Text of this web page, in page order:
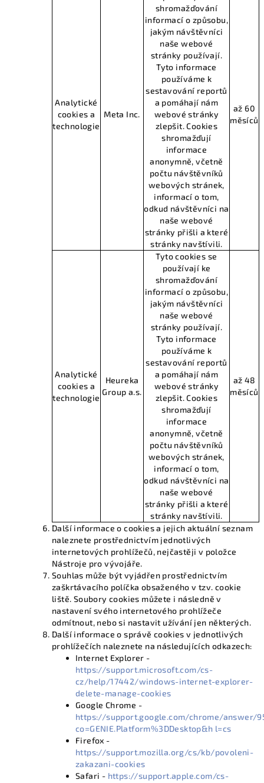
Analytické
cookies a
technologie
Meta Inc.
shromažďování
informací o způsobu,
jakým návštěvníci
naše webové
stránky používají.
Tyto informace
používáme k
sestavování reportů
a pomáhají nám
webové stránky
zlepšit. Cookies
shromažďují
informace
anonymně, včetně
počtu návštěvníků
webových stránek,
informací o tom,
odkud návštěvníci na
naše webové
stránky přišli a které
stránky navštívili.
až 60
měsíců
Analytické
cookies a
technologie
Heureka
Group a.s.
Tyto cookies se
používají ke
shromažďování
informací o způsobu,
jakým návštěvníci
naše webové
stránky používají.
Tyto informace
používáme k
sestavování reportů
a pomáhají nám
webové stránky
zlepšit. Cookies
shromažďují
informace
anonymně, včetně
počtu návštěvníků
webových stránek,
informací o tom,
odkud návštěvníci na
naše webové
stránky přišli a které
stránky navštívili.
až 48
měsíců
Další informace o cookies a jejich aktuální seznam
naleznete prostřednictvím jednotlivých
internetových prohlížečů, nejčastěji v položce
Nástroje pro vývojáře.
Souhlas může být vyjádřen prostřednictvím
zaškrtávacího políčka obsaženého v tzv. cookie
liště. Soubory cookies můžete i následně v
nastavení svého internetového prohlížeče
odmítnout, nebo si nastavit užívání jen některých.
Další informace o správě cookies v jednotlivých
prohlížečích naleznete na následujících odkazech:
Internet Explorer -
https://support.microsoft.com/cs-
cz/help/17442/windows-internet-explorer-
delete-manage-cookies
Google Chrome -
https://support.google.com/chrome/answer/
co=GENIE.Platform%3DDesktop&h l=cs
Firefox -
https://support.mozilla.org/cs/kb/povoleni-
zakazani-cookies
Safari - https://support.apple.com/cs-